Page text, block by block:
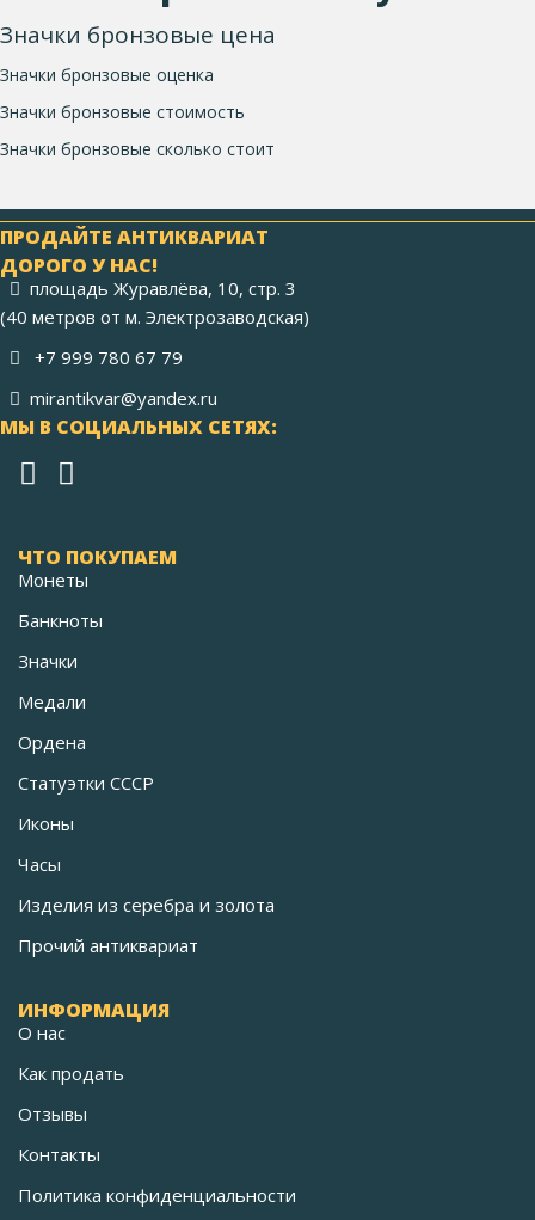
Значки бронзовые цена
Значки бронзовые оценка
Значки бронзовые стоимость
Значки бронзовые сколько стоит
ПРОДАЙТЕ АНТИКВАРИАТ
ДОРОГО У НАС!
площадь Журавлёва, 10, стр. 3
(40 метров от м. Электрозаводская)
+7 999 780 67 79
mirantikvar@yandex.ru
МЫ В СОЦИАЛЬНЫХ СЕТЯХ:
ЧТО ПОКУПАЕМ
Монеты
Банкноты
Значки
Медали
Ордена
Статуэтки СССР
Иконы
Часы
Изделия из серебра и золота
Прочий антиквариат
ИНФОРМАЦИЯ
О нас
Как продать
Отзывы
Контакты
Политика конфиденциальности